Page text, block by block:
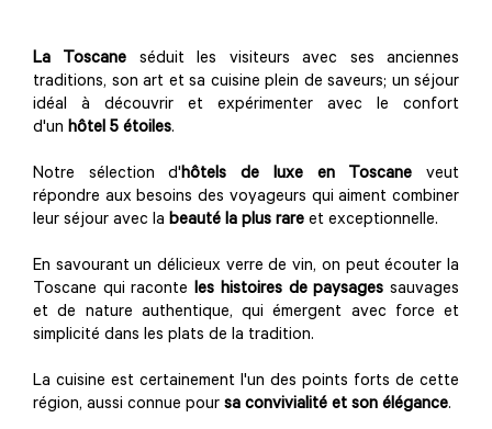
La Toscane séduit les visiteurs avec ses anciennes
traditions, son art et sa cuisine plein de saveurs; un séjour
idéal à découvrir et expérimenter avec le confort
d'un hôtel 5 étoiles.
Notre sélection d'hôtels de luxe en Toscane veut
répondre aux besoins des voyageurs qui aiment combiner
leur séjour avec la beauté la plus rare et exceptionnelle.
En savourant un délicieux verre de vin, on peut écouter la
Toscane qui raconteles histoires de paysages sauvages
et de nature authentique, qui émergent avec force et
simplicité dans les plats de la tradition.
La cuisine est certainement l'un des points forts de cette
région, aussi connue pour sa convivialité et son élégance.